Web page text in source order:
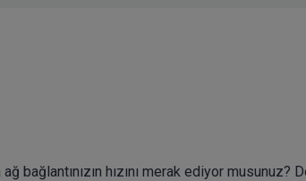
bağlantınızın hızını merak ediyor musunuz?